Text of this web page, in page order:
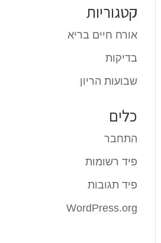
קטגוריות
אורח חיים בריא
בדיקות
שבועות הריון
כלים
התחבר
פיד רשומות
פיד תגובות
WordPress.org